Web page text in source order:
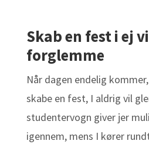
Skab en fest i ej
forglemme
Når dagen endelig
skabe en fest, I aldrig vil
studentervogn giver jer
igennem, mens I kører